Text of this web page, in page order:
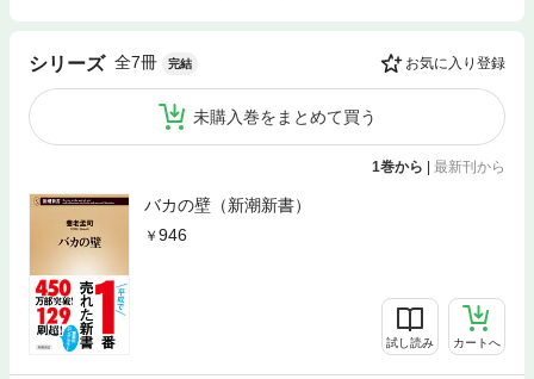
シリーズ 全7冊 完結 お気に入り登録
未購入巻をまとめて買う
1巻から 最新刊から
バカの壁（新潮新書）
946
試し読み カートへ